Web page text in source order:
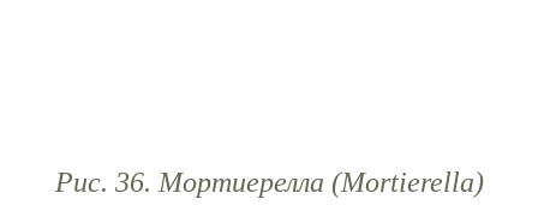
Рис. 36. Мортиерелла (Mortierella)